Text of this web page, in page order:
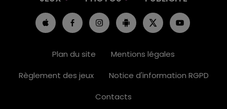
Plan du site
Mentions légales
Règlement des jeux
Notice d'information RGPD
Contacts